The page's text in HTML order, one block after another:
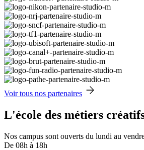
Voir tous nos partenaires
L'école des métiers
Nos campus sont ouverts du lundi au
De 08h à 18h